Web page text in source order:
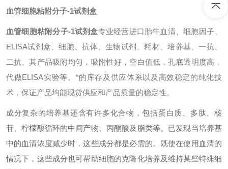
血管细胞粘附分子-1试剂盒
血管细胞粘附分子-1试剂盒专业经营进口胎牛血清、细胞因子、
ELISA试剂盒、细胞、抗体、生物试剂、耗材、培养基、一抗、
二抗、其产品吸附均匀，吸附性好，空白值低，孔底透明度高，
代做ELISA实验等。*的库存及供应体系以及高效稳定的纯化技
术，保证产品均能现货供应和产品质量的稳定性。
成分复杂的培养基还含有许多化合物，包括蛋白质、多肽、核
苷、柠檬酸循环的中间产物、丙酮酸及脂类等。已发现当培养基
中的血清浓度减少时，这些成分都是必需的。既使在使用血清的
情况下，这些成分也可帮助细胞的克隆化培养及维持某些特殊细